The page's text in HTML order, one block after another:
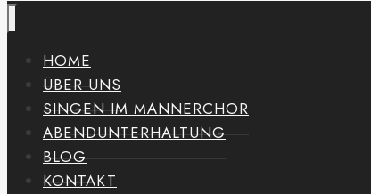
HOME
ÜBER UNS
SINGEN IM MÄNNERCHOR
ABENDUNTERHALTUNG
BLOG
KONTAKT